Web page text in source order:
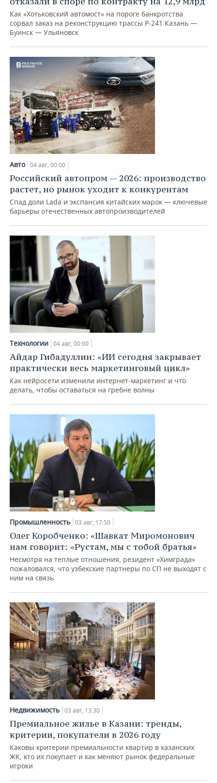
Как «Хотьковский автомост» на пороге банкротства
сорвал заказ на реконструкцию трассы Р‑241 Казань —
Буинск — Ульяновск
Авто 04 авг, 00:00
Российский автопром — 2026: производство
растет, но рынок уходит к конкурентам
Спад доли Lada и экспансия китайских марок — ключевые
барьеры отечественных автопроизводителей
Технологии 04 авг, 00:00
Айдар Гибадуллин: «ИИ сегодня закрывает
практически весь маркетинговый цикл»
Как нейросети изменили интернет-маркетинг и что
делать, чтобы оставаться на гребне волны
Промышленность 03 авг, 17:50
Олег Коробченко: «Шавкат Миромонович
нам говорит: «Рустам, мы с тобой братья»
Несмотря на теплые отношения, резидент «Химграда»
пожаловался, что узбекские партнеры по СП не выходят с
ним на связь
Недвижимость 03 авг, 13:30
Премиальное жилье в Казани: тренды,
критерии, покупатели в 2026 году
Каковы критерии премиальности квартир в казанских
ЖК, кто их покупает и как меняют рынок федеральные
игроки